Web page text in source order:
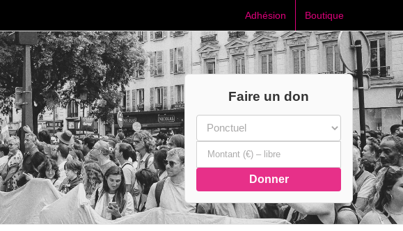
Adhésion Boutique
Faire un don
Donner